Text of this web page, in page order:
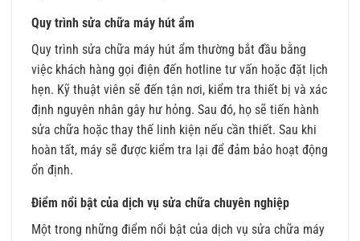
Quy trình sửa chữa máy hút ẩm
Quy trình sửa chữa máy hút ẩm thường bắt đầu bằng
việc khách hàng gọi điện đến hotline tư vấn hoặc đặt lịch
hẹn. Kỹ thuật viên sẽ đến tận nơi, kiểm tra thiết bị và xác
định nguyên nhân gây hư hỏng. Sau đó, họ sẽ tiến hành
sửa chữa hoặc thay thế linh kiện nếu cần thiết. Sau khi
hoàn tất, máy sẽ được kiểm tra lại để đảm bảo hoạt động
ổn định.
Điểm nổi bật của dịch vụ sửa chữa chuyên nghiệp
Một trong những điểm nổi bật của dịch vụ sửa chữa máy